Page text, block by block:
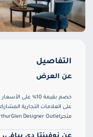
التفاصيل
عن العرض
على العلامات التجارية
متجرMcArthurGlen Designer Outlet - نوفينتا دي بيافي